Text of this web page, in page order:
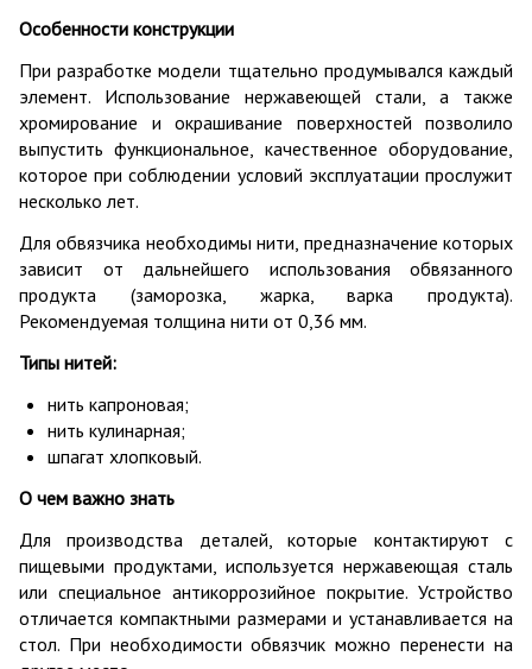
Особенности конструкции
При разработке модели тщательно продумывался каждый
элемент. Использование нержавеющей стали, а также
хромирование и окрашивание поверхностей позволило
выпустить функциональное, качественное оборудование,
которое при соблюдении условий эксплуатации прослужит
несколько лет.
Для обвязчика необходимы нити, предназначение которых
зависит от дальнейшего использования обвязанного
продукта (заморозка, жарка, варка продукта).
Рекомендуемая толщина нити от 0,36 мм.
Типы нитей:
нить капроновая;
нить кулинарная;
шпагат хлопковый.
О чем важно знать
Для производства деталей, которые контактируют с
пищевыми продуктами, используется нержавеющая сталь
или специальное антикоррозийное покрытие. Устройство
отличается компактными размерами и устанавливается на
стол. При необходимости обвязчик можно перенести на